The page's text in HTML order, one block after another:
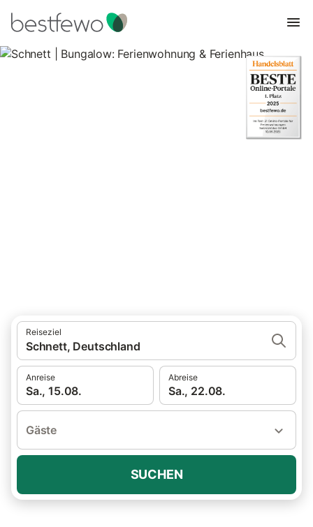
Reiseziel
Schnett, Deutschland
Anreise
Sa., 15.08.
Abreise
Sa., 22.08.
Gäste
SUCHEN